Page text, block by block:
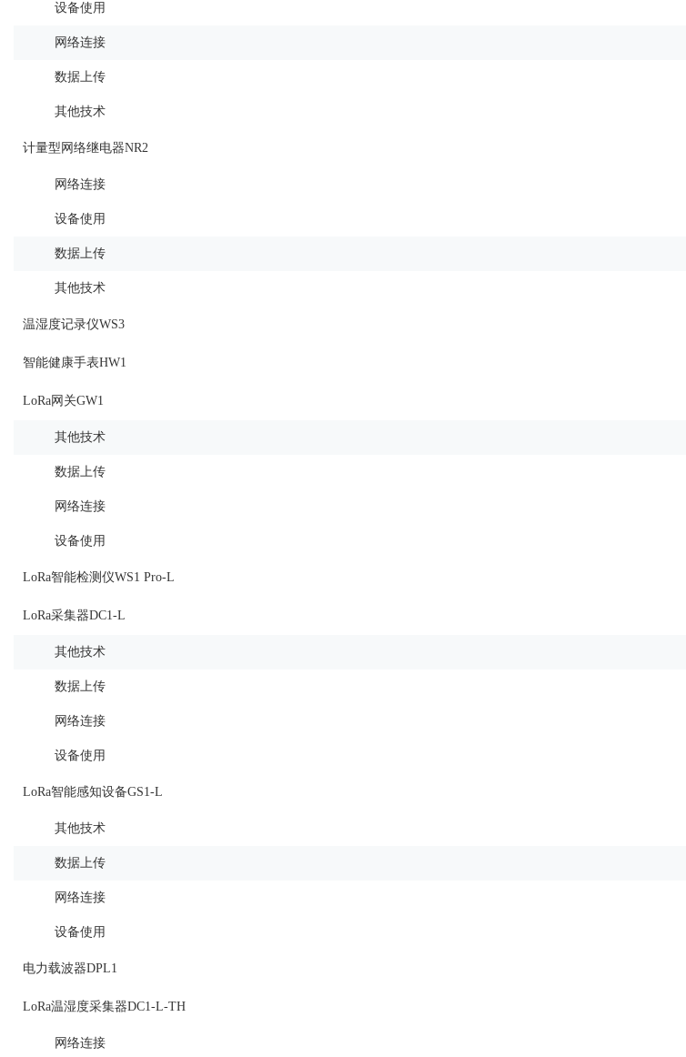
设备使用
网络连接
数据上传
其他技术
计量型网络继电器NR2
网络连接
设备使用
数据上传
其他技术
温湿度记录仪WS3
智能健康手表HW1
LoRa网关GW1
其他技术
数据上传
网络连接
设备使用
LoRa智能检测仪WS1 Pro-L
LoRa采集器DC1-L
其他技术
数据上传
网络连接
设备使用
LoRa智能感知设备GS1-L
其他技术
数据上传
网络连接
设备使用
电力载波器DPL1
LoRa温湿度采集器DC1-L-TH
网络连接